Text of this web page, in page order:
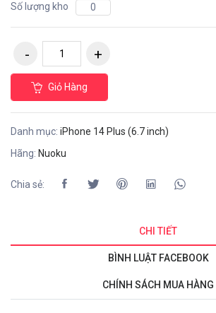
Số lượng kho
0
Giỏ Hàng
Danh mục: iPhone 14 Plus (6.7 inch)
Hãng: Nuoku
Chia sẻ:
CHI TIẾT
BÌNH LUẬT FACEBOOK
CHÍNH SÁCH MUA HÀNG